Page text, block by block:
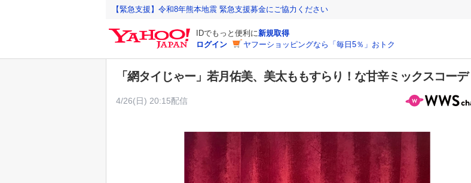
【緊急支援】令和8年熊本地震 緊急支援募金にご協力ください
IDでもっと便利に新規取得
ログイン
ヤフーショッピングなら「毎日5％」おトク
「網タイじゃー」若月佑美、美太ももすらり！な甘辛ミックスコーデ
4/26(日) 20:15配信